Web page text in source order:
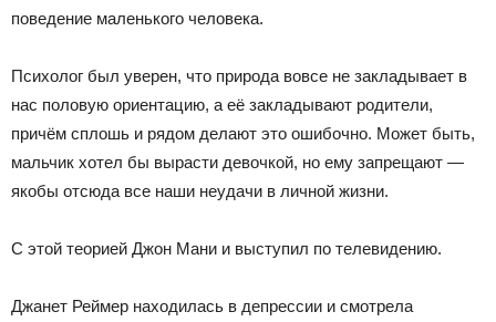
поведение маленького человека.
Психолог был уверен, что природа вовсе не закладывает в
нас половую ориентацию, а её закладывают родители,
причём сплошь и рядом делают это ошибочно. Может быть,
мальчик хотел бы вырасти девочкой, но ему запрещают —
якобы отсюда все наши неудачи в личной жизни.
С этой теорией Джон Мани и выступил по телевидению.
Джанет Реймер находилась в депрессии и смотрела